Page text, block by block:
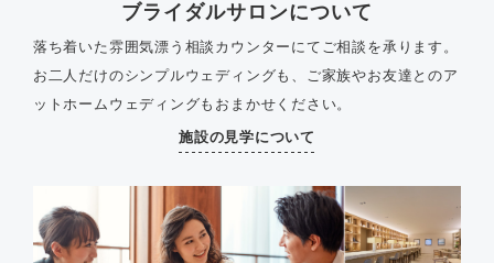
ブライダルサロンについて
落ち着いた雰囲気漂う相談カウンターにてご相談を承ります。
お二人だけのシンプルウェディングも、ご家族やお友達とのア
ットホームウェディングもおまかせください。
施設の見学について